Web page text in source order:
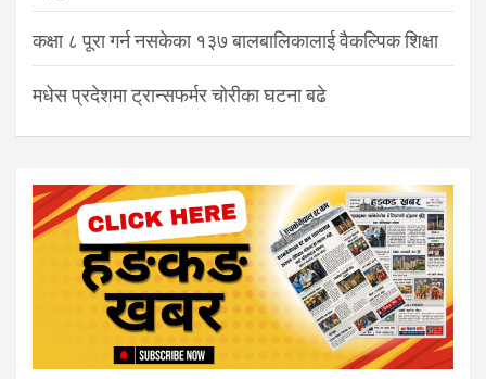
कक्षा ८ पूरा गर्न नसकेका १३७ बालबालिकालाई वैकल्पिक शिक्षा
मधेस प्रदेशमा ट्रान्सफर्मर चोरीका घटना बढे